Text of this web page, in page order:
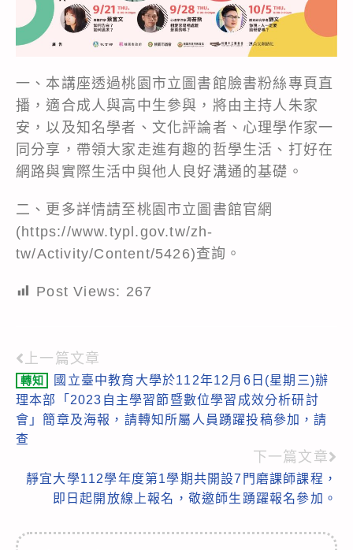
一、本講座透過桃園市立圖書館臉書粉絲專頁直
播，適合成人與高中生參與，將由主持人朱家
安，以及知名學者、文化評論者、心理學作家一
同分享，帶領大家走進有趣的哲學生活、打好在
網路與實際生活中與他人良好溝通的基礎。
二、更多詳情請至桃園市立圖書館官網
(https://www.typl.gov.tw/zh-
tw/Activity/Content/5426)查詢。
Post Views: 267
Read
more
articles
上一篇文章
轉知
國立臺中教育大學於112年12月6日(星期三)辦
理本部「2023自主學習節暨數位學習成效分析研討
會」簡章及海報，請轉知所屬人員踴躍投稿參加，請
查
下一篇文章
靜宜大學112學年度第1學期共開設7門磨課師課程，
即日起開放線上報名，敬邀師生踴躍報名參加。